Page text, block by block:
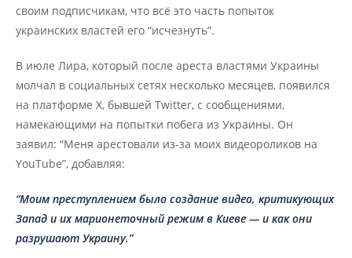
своим подписчикам, что всё это часть попыток
украинских властей его “исчезнуть”.
В июле Лира, который после ареста властями Украины
молчал в социальных сетях несколько месяцев, появился
на платформе X, бывшей Twitter, с сообщениями,
намекающими на попытки побега из Украины. Он
заявил: “Меня арестовали из-за моих видеороликов на
YouTube”, добавляя:
“Моим преступлением было создание видео, критикующих
Запад и их марионеточный режим в Киеве — и как они
разрушают Украину.”